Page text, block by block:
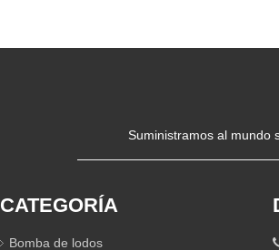
Suministramos al mundo
CATEGORÍA
Bomba de lodos